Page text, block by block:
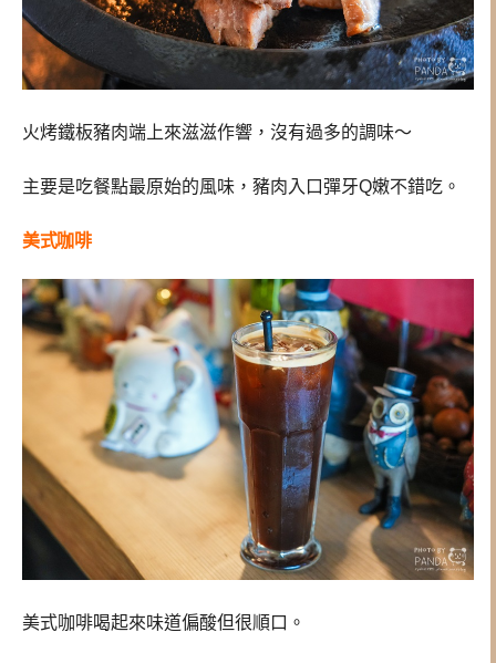
火烤鐵板豬肉端上來滋滋作響，沒有過多的調味～
主要是吃餐點最原始的風味，豬肉入口彈牙Q嫩不錯吃。
美式咖啡
美式咖啡喝起來味道偏酸但很順口。